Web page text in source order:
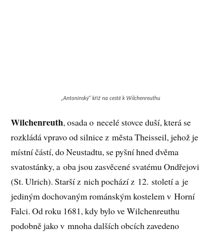
„Antonínský“ kříž na cestě k Wilchenreuthu
Wilchenreuth, osada o necelé stovce duší, která se
rozkládá vpravo od silnice z města Theisseil, jehož je
místní částí, do Neustadtu, se pyšní hned dvěma
svatostánky, a oba jsou zasvěcené svatému Ondřejovi
(St. Ulrich). Starší z nich pochází z 12. století a je
jediným dochovaným románským kostelem v Horní
Falci. Od roku 1681, kdy bylo ve Wilchenreuthu
podobně jako v mnoha dalších obcích zavedeno